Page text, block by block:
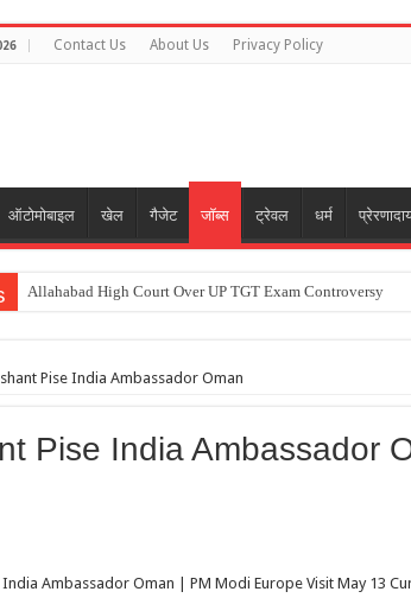
Contact Us About Us Privacy Policy
ऑटोमोबाइल खेल गैजेट जॉब्स ट्रेवल धर्म
Allahabad High Court Over UP TGT Exam Controversy
Sheikh Hasina Delhi Speech | Bangladesh India Relations
पैपराजी को देख आराध्या ने हाथ जोड़कर किया नमस्ते:बेटी के साथ
Pise India Ambassador Oman
Pise India Ambassador
India Ambassador Oman | PM Modi Europe Visit May 13